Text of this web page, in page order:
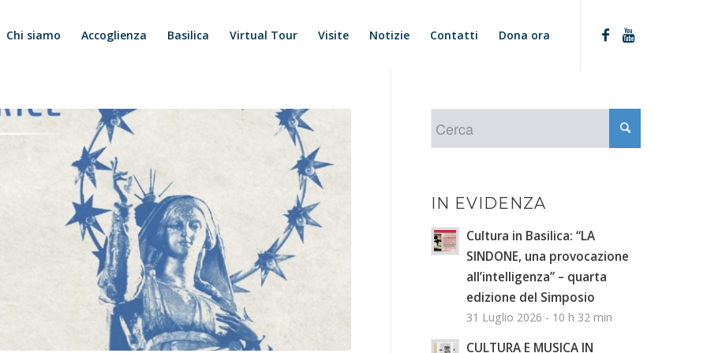
Chi siamo Accoglienza Basilica Virtual Tour Visite Notizie Contatti Dona ora
IN EVIDENZA
Cultura in Basilica: “LA
SINDONE, una provocazione
all’intelligenza” – quarta
edizione del Simposio
31 Luglio 2026 - 10 h 32 min
CULTURA E MUSICA IN